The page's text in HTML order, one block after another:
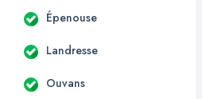
Épenouse
Landresse
Ouvans